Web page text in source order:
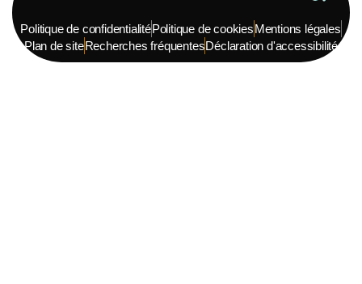
Politique de confidentialitéPolitique de cookiesMentions légales
Plan de siteRecherches fréquentesDéclaration d'accessibilité